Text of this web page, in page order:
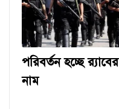
পরিবর্তন হচ্ছে র‌্যাবের
নাম